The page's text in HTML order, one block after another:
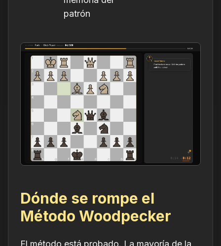
patrón
Dónde se rompe el
Método Woodpecker
El método está probado. La mayoría de la